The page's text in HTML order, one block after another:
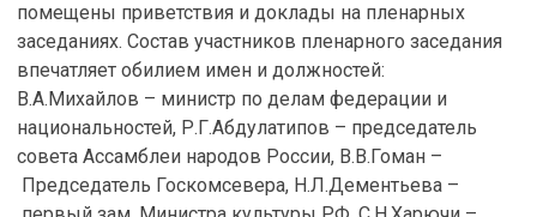
помещены приветствия и доклады на пленарных
заседаниях. Состав участников пленарного заседания
впечатляет обилием имен и должностей:
В.А.Михайлов – министр по делам федерации и
национальностей, Р.Г.Абдулатипов – председатель
совета Ассамблеи народов России, В.В.Гоман –
Председатель Госкомсевера, Н.Л.Дементьева –